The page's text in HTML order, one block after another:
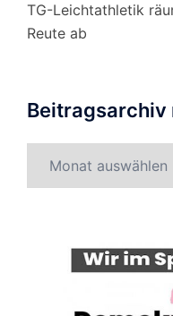
TG-Leichtathletik
Reute ab
Beitragsarchiv